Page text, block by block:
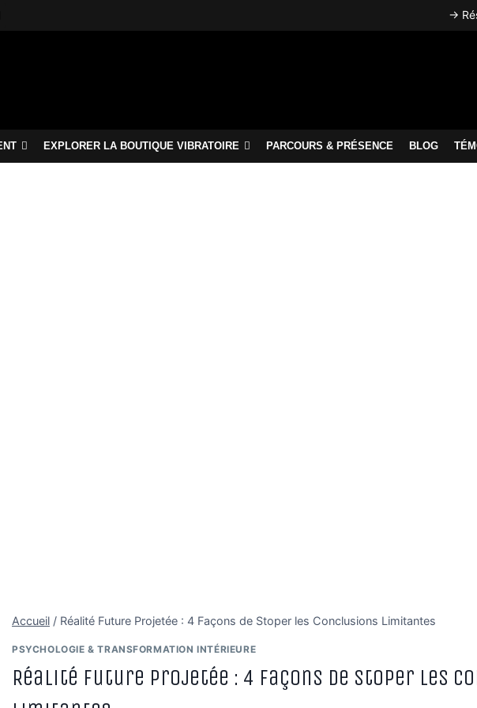
→
EXPLORER LA BOUTIQUE VIBRATOIRE PARCOURS & PRÉSENCE BLOG
Accueil / Réalité Future Projetée : 4 Façons de Stoper les Conclusions Limitantes
PSYCHOLOGIE & TRANSFORMATION INTÉRIEURE
Réalité Future Projetée : 4 Façons de Stoper les